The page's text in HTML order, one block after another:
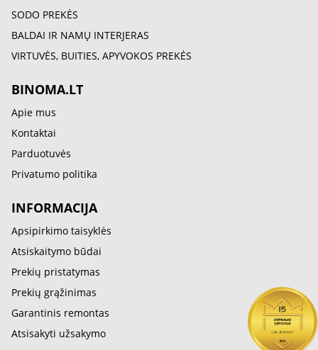
SODO PREKĖS
BALDAI IR NAMŲ INTERJERAS
VIRTUVĖS, BUITIES, APYVOKOS PREKĖS
BINOMA.LT
Apie mus
Kontaktai
Parduotuvės
Privatumo politika
INFORMACIJA
Apsipirkimo taisyklės
Atsiskaitymo būdai
Prekių pristatymas
Prekių grąžinimas
Garantinis remontas
Atsisakyti užsakymo